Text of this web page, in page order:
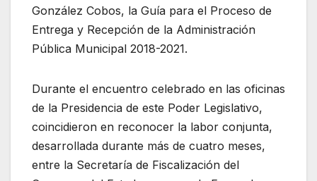
González Cobos, la Guía para el Proceso de
Entrega y Recepción de la Administración
Pública Municipal 2018-2021.
Durante el encuentro celebrado en las oficinas
de la Presidencia de este Poder Legislativo,
coincidieron en reconocer la labor conjunta,
desarrollada durante más de cuatro meses,
entre la Secretaría de Fiscalización del